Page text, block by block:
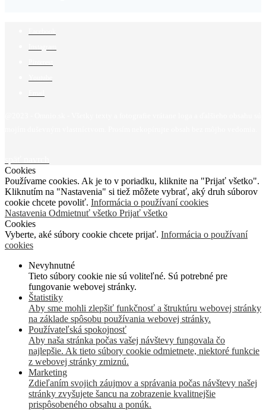
Cookies
Používame cookies. Ak je to v poriadku, kliknite na "Prijať všetko".
Kliknutím na "Nastavenia" si tiež môžete vybrať, aký druh súborov
cookie chcete povoliť. Informácia o používaní cookies
Nastavenia Odmietnuť všetko Prijať všetko
Cookies
Vyberte, aké súbory cookie chcete prijať. Informácia o používaní
cookies
Nevyhnutné
Tieto súbory cookie nie sú voliteľné. Sú potrebné pre
fungovanie webovej stránky.
Štatistiky
Aby sme mohli zlepšiť funkčnosť a štruktúru webovej stránky
na základe spôsobu používania webovej stránky.
Používateľská spokojnosť
Aby naša stránka počas vašej návštevy fungovala čo
najlepšie. Ak tieto súbory cookie odmietnete, niektoré funkcie
z webovej stránky zmiznú.
Marketing
Zdieľaním svojich záujmov a správania počas návštevy našej
stránky zvyšujete šancu na zobrazenie kvalitnejšie
prispôsobeného obsahu a ponúk.